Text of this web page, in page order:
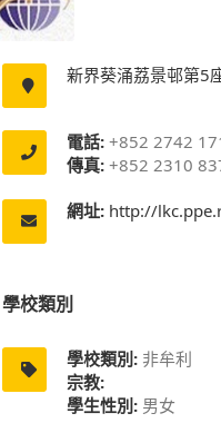
新界葵涌荔景邨第5
電話: +852 2742
傳真: +852 2310
網址: http://
學校類別
學校類別: 非牟利
宗教:
學生性別: 男女